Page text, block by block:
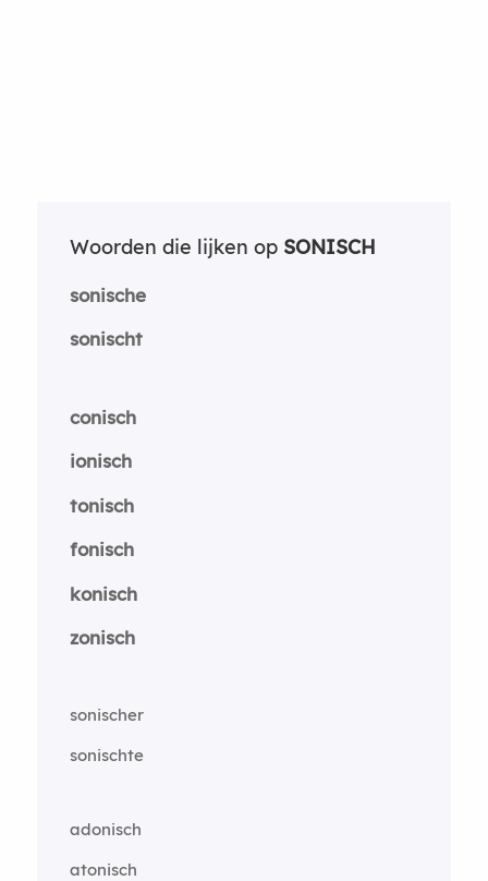
Woorden die lijken op SONISCH
sonische
sonischt
conisch
ionisch
tonisch
fonisch
konisch
zonisch
sonischer
sonischte
adonisch
atonisch